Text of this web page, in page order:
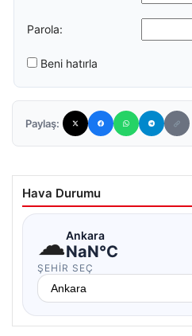
Parola:
Beni hatırla
Paylaş:
Hava Durumu
☁Ankara
NaN°C
ŞEHIR SEÇ